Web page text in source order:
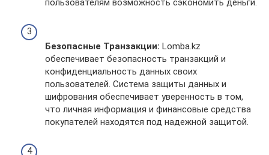
Безопасные Транзакции: Lomba.kz
обеспечивает безопасность транзакций и
конфиденциальность данных своих
пользователей. Система защиты данных и
шифрования обеспечивает уверенность в том,
что личная информация и финансовые средства
покупателей находятся под надежной защитой.